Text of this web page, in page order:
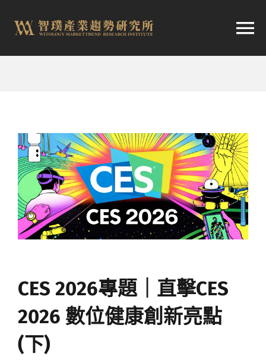
容
航
市場快訊
產業日報
媒體曝光
會員帳號
CES 2026專題｜直擊CES
2026 數位健康創新亮點
(下)